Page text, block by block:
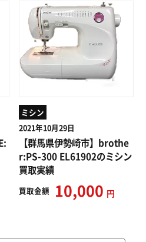
ミシン
2021年10月29日
【群馬県伊勢崎市】brothe
r:PS-300 EL61902のミシン
買取実績
買取金額 10,000 円